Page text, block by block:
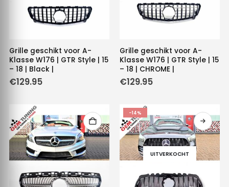
Grille geschikt voor A-
Klasse W176 | GTR Style | 15
– 18 | Black |
€129.95
Grille geschikt voor A-
Klasse W176 | GTR Style | 15
– 18 | CHROME |
€129.95
-14%
UITVERKOCHT